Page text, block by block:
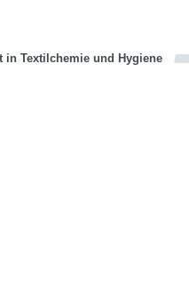
in Textilchemie und Hygiene